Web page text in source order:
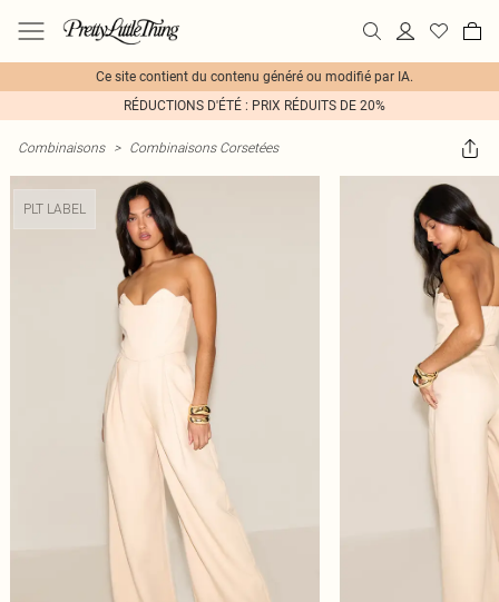
Ce site contient du contenu généré ou modifié par IA.
RÉDUCTIONS D'ÉTÉ : PRIX RÉDUITS DE 20%
Combinaisons > Combinaisons Corsetées
PLT LABEL